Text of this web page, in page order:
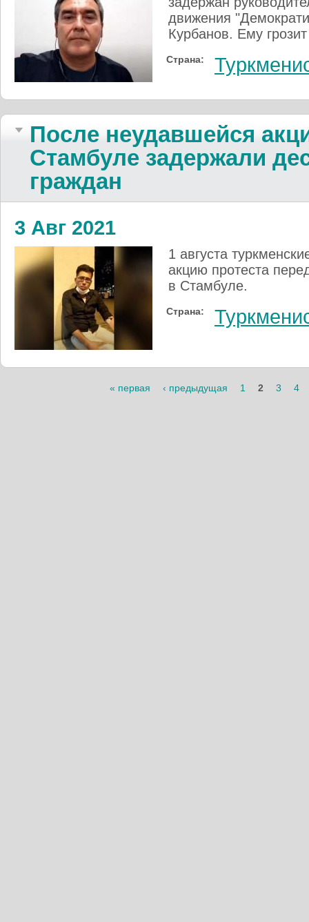
движения
Курбанов. Ему
Страна:
После неудавшейся
Стамбуле задержали
граждан
3 Авг 2021
1 августа
акцию протеста
в Стамбуле.
Страна:
« первая ‹ предыдущая 1 2 3 4